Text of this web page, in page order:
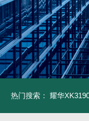
热门搜索： 耀华